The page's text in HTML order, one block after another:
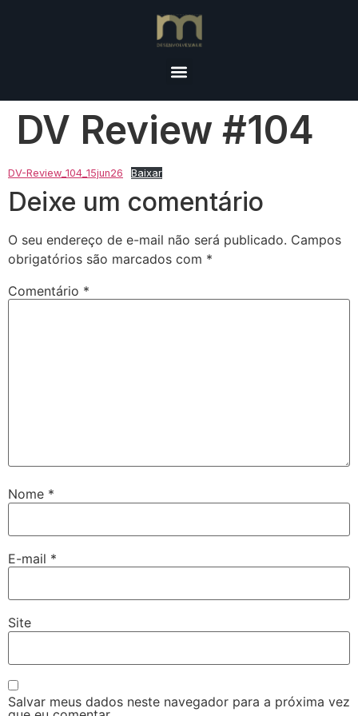
DV Review #104
DV-Review_104_15jun26 Baixar
Deixe um comentário
O seu endereço de e-mail não será publicado. Campos
obrigatórios são marcados com *
Comentário *
Nome *
E-mail *
Site
Salvar meus dados neste navegador para a próxima vez